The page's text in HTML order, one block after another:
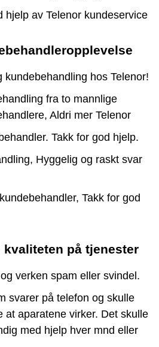
hjelp av Telenor kundeservice
kundebehandling hos Telenor!
fra to mannlige
Aldri mer Telenor
Takk for god hjelp.
Hyggelig og raskt svar
Takk for god
kvaliteten på tjenester
verken spam eller svindel.
svarer på telefon og skulle
at aparatene virker. Det skulle
med hjelp hver mnd eller